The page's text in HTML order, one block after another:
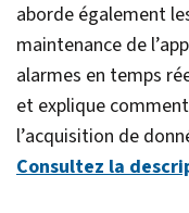
aborde également
maintenance de
alarmes en temps
et explique
l’acquisition de
Consultez la